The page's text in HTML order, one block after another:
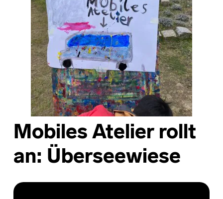
Mobiles Atelier rollt
an: Überseewiese
Skip back to main navigation